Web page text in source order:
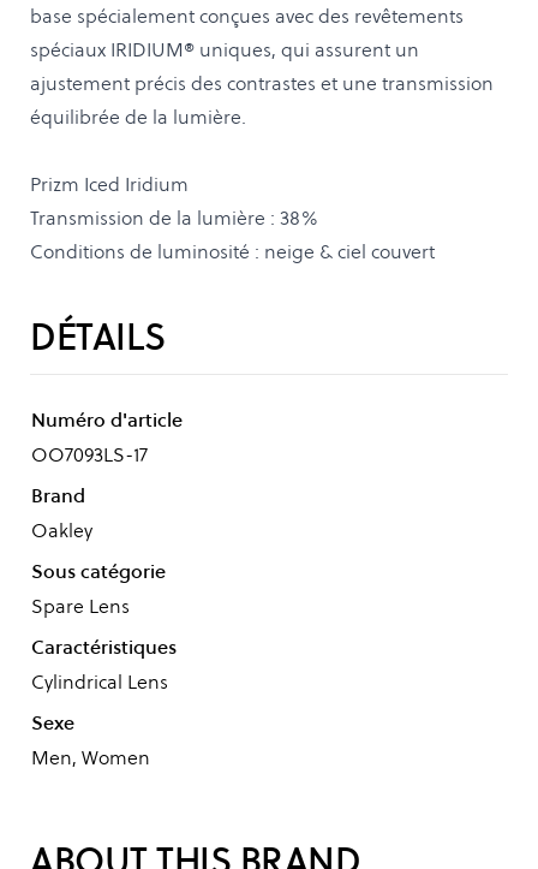
base spécialement conçues avec des revêtements
spéciaux IRIDIUM® uniques, qui assurent un
ajustement précis des contrastes et une transmission
équilibrée de la lumière.
Prizm Iced Iridium
Transmission de la lumière : 38%
Conditions de luminosité : neige & ciel couvert
DÉTAILS
Numéro d'article
OO7093LS-17
Brand
Oakley
Sous catégorie
Spare Lens
Caractéristiques
Cylindrical Lens
Sexe
Men, Women